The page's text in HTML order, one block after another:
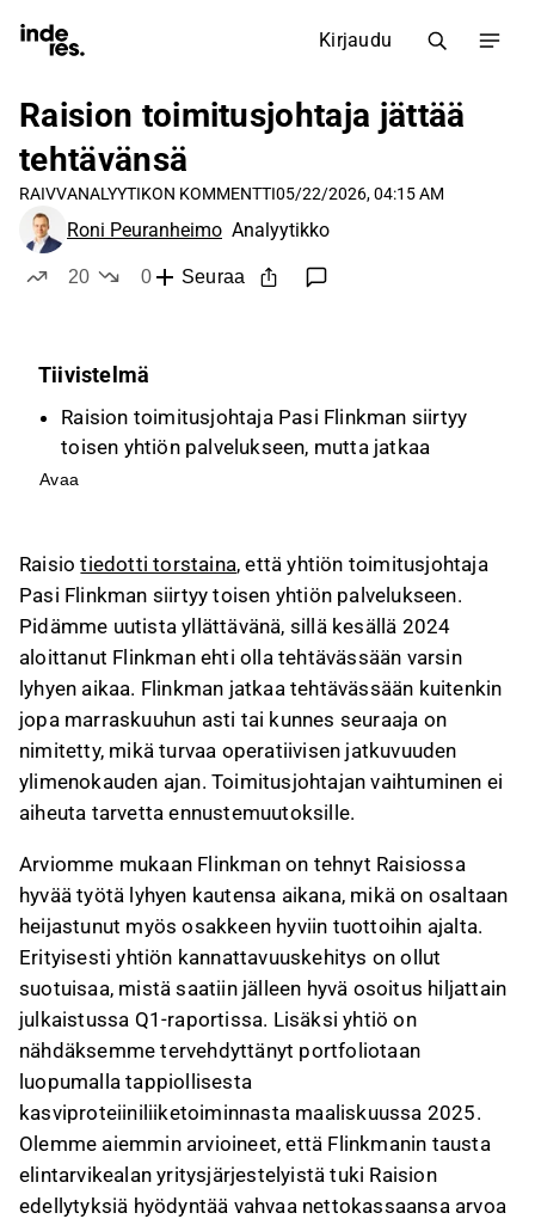
Kirjaudu
Raision toimitusjohtaja jättää
tehtävänsä
RAIVVANALYYTIKON KOMMENTTI05/22/2026, 04:15 AM
Roni Peuranheimo Analyytikko
20
0
Seuraa
Tiivistelmä
Raision toimitusjohtaja Pasi Flinkman siirtyy
toisen yhtiön palvelukseen, mutta jatkaa
tehtävässään marraskuuhun asti tai kunnes
kannattavuuskehitys on ollut suotuisaa, ja yhtiö
on luopunut tappiollisesta
kasviproteiiniliiketoiminnasta.
Yrityskauppoja ei ole tehty Flinkmanin kaudella,
mutta yhtiö on parantanut valmiuksiaan
yritysostoihin ja kehittänyt potentiaalisten
ostokohteiden putkea.
Uuden toimitusjohtajan hakuprosessissa
hallituksen keskeisenä tehtävänä on löytää
vetäjä, joka voi jatkaa operatiivista
suorittamista ja edistää yhtiön epäorgaanista
kasvua.
Tämä sisältö on tekoälyn tuottamaa. Anna siihen
liittyvää palautetta Inderesinfoorumilla.
Avaa
Raisiotiedotti torstaina, että yhtiön toimitusjohtaja
Pasi Flinkman siirtyy toisen yhtiön palvelukseen.
Pidämme uutista yllättävänä, sillä kesällä 2024
aloittanut Flinkman ehti olla tehtävässään varsin
lyhyen aikaa. Flinkman jatkaa tehtävässään kuitenkin
jopa marraskuuhun asti tai kunnes seuraaja on
nimitetty, mikä turvaa operatiivisen jatkuvuuden
ylimenokauden ajan. Toimitusjohtajan vaihtuminen ei
aiheuta tarvetta ennustemuutoksille.
Arviomme mukaan Flinkman on tehnyt Raisiossa
hyvää työtä lyhyen kautensa aikana, mikä on osaltaan
heijastunut myös osakkeen hyviin tuottoihin ajalta.
Erityisesti yhtiön kannattavuuskehitys on ollut
suotuisaa, mistä saatiin jälleen hyvä osoitus hiljattain
julkaistussa Q1-raportissa. Lisäksi yhtiö on
nähdäksemme tervehdyttänyt portfoliotaan
luopumalla tappiollisesta
kasviproteiiniliiketoiminnasta maaliskuussa 2025.
Olemme aiemmin arvioineet, että Flinkmanin tausta
elintarvikealan yritysjärjestelyistä tuki Raision
edellytyksiä hyödyntää vahvaa nettokassaansa arvoa